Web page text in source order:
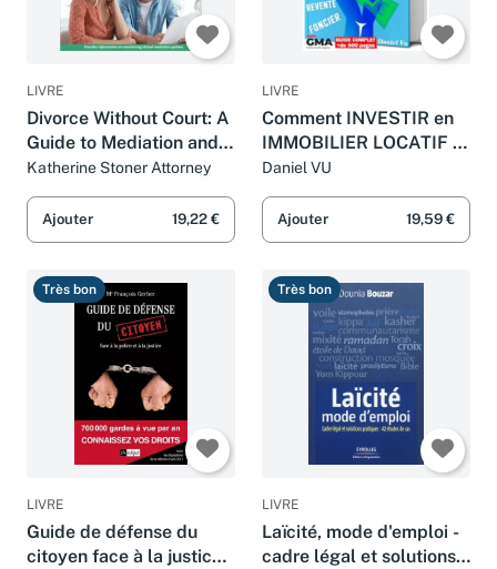
LIVRE
Divorce Without Court: A
Guide to Mediation and
Collaborative Divorce
Katherine Stoner Attorney
Ajouter 19,22 €
LIVRE
Comment INVESTIR en
IMMOBILIER LOCATIF ?
Livre - Formation: Pinel
LMNP SCI Achat
Revente Foncier (French
Edition)
Daniel VU
Ajouter 19,59 €
Très bon
LIVRE
Guide de défense du
citoyen face à la justice
Très bon
LIVRE
Laïcité, mode d'emploi -
cadre légal et solutions